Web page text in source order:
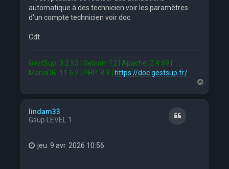
automatique à des technicien voir les paramètres
d'un compte technicien voir doc.
Cdt
GestSup: 3.2.53 | Debian: 12 | Apache: 2.4.59 |
MariaDB: 11.5.2 | PHP: 8.3 |
https://doc.gestsup.fr/
a
lindam33
Gsup LEVEL 1
Citation
jeu. 9 avr. 2026 10:56